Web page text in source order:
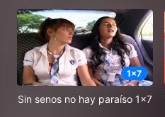
1x7
Sin senos no hay paraíso 1x7